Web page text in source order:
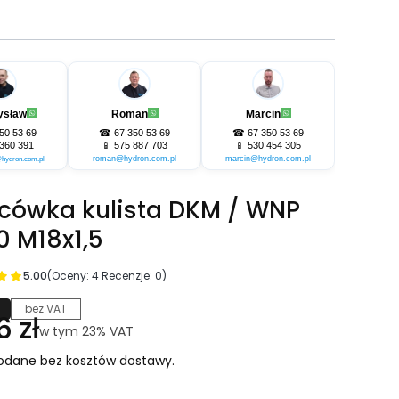
53 69
391
Roman
☎ 67 350 53 69
📱 575 887 703
roman@hydron.com.pl
Marcin
☎ 67 350 53 69
📱 530 454 305
marcin@hydron.com.pl
kulista DKM / WNP
M18x1,5
5.00(Oceny: 4 Recenzje: 0)
bez VAT
złw tym 23% VAT
w tym 23% VAT
bez kosztów dostawy.